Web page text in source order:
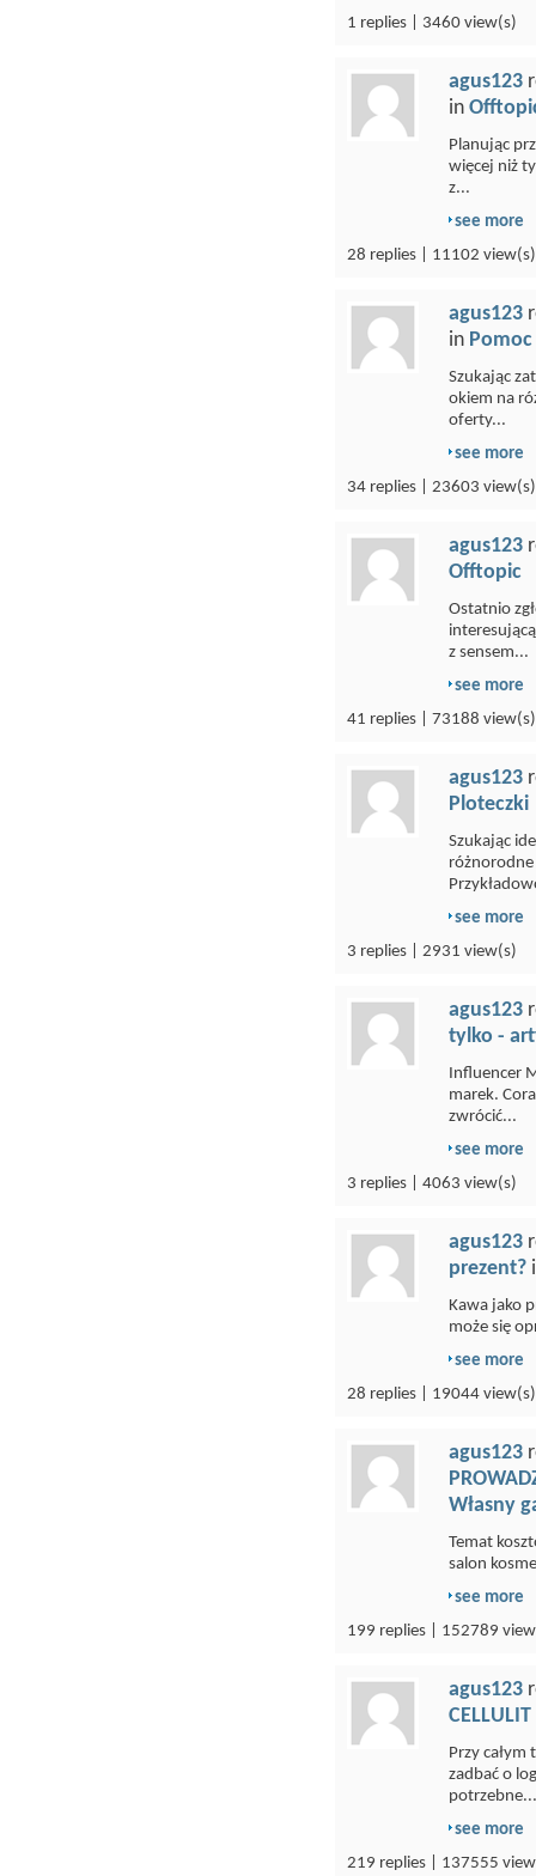
1 replies | 3460 view(s)
agus123
in
Planując
więcej niż
z...
see more
28 replies | 11102 view(s)
agus123
in
Szukając
okiem na
oferty...
see more
34 replies | 23603 view(s)
agus123
Offtopic
Ostatnio
z sensem...
see more
41 replies | 73188 view(s)
agus123
Ploteczki
Szukając
różnorodne
see more
3 replies | 2931 view(s)
agus123
tylko -
Influencer
marek.
zwrócić...
see more
3 replies | 4063 view(s)
agus123
prezent?
Kawa jako
może się
see more
28 replies | 19044 view(s)
agus123
Własny
Temat
salon
see more
199 replies | 152789
agus123
CELLULIT
Przy
zadbać o
see more
219 replies | 137555